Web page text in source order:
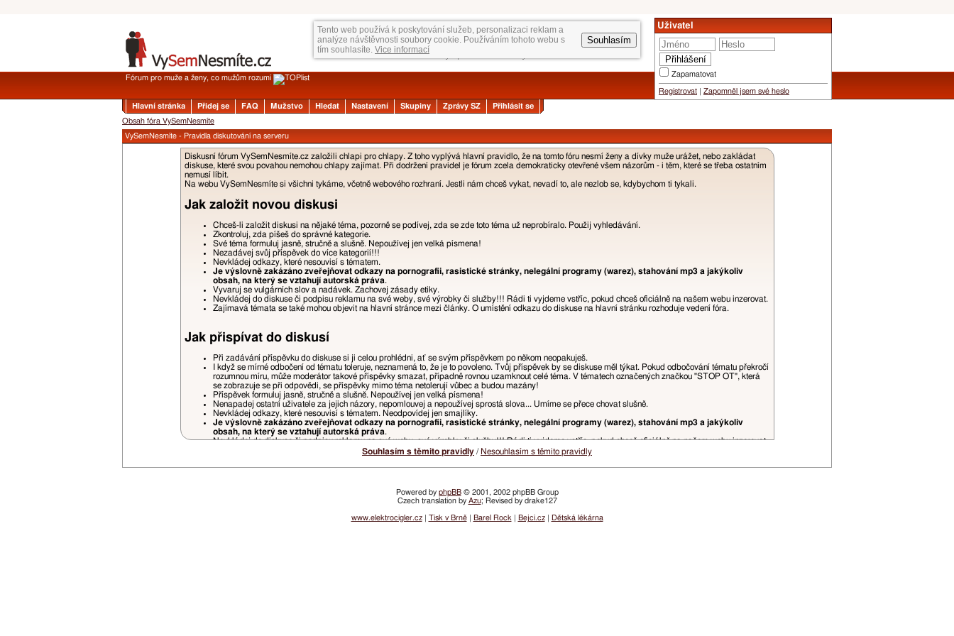
Tento web používá k poskytování služeb, personalizaci reklam a
analýze návštěvnosti soubory cookie. Používáním tohoto webu s
tím souhlasíte. Vice informací
Souhlasím
Uživatel
Zapamatovat
Registrovat Zapomněl jsem své heslo
Fórum pro muže a ženy, co mužům rozumí
Hlavní stránka Přidej se FAQ Mužstvo Hledat Nastavení Skupiny Zprávy SZ
Přihlásit se
Obsah fóra VySemNesmíte
VySemNesmíte - Pravidla diskutování na serveru
Diskusní fórum VySemNesmíte.cz založili chlapi pro chlapy. Z toho vyplývá hlavní pravidlo, že na tomto fóru nesmí ženy a dívky muže urážet, nebo zakládat
diskuse, které svou povahou nemohou chlapy zajímat. Při dodržení pravidel je fórum zcela demokraticky otevřené všem názorům - i těm, které se třeba ostatním
nemusí líbit.
Na webu VySemNesmíte si všichni tykáme, včetně webového rozhraní. Jestli nám chceš vykat, nevadí to, ale nezlob se, kdybychom ti tykali.
Jak založit novou diskusi
Chceš-li založit diskusi na nějaké téma, pozorně se podívej, zda se zde toto téma už neprobíralo. Použij vyhledávání.
Zkontroluj, zda píšeš do správné kategorie.
Své téma formuluj jasně, stručně a slušně. Nepoužívej jen velká písmena!
Nezadávej svůj příspěvek do více kategorií!!!
Nevkládej odkazy, které nesouvisí s tématem.
Je výslovně zakázáno zveřejňovat odkazy na pornografii, rasistické stránky, nelegální programy (warez), stahování mp3 a jakýkoliv
obsah, na který se vztahují autorská práva.
Vyvaruj se vulgárních slov a nadávek. Zachovej zásady etiky.
Nevkládej do diskuse či podpisu reklamu na své weby, své výrobky či služby!!! Rádi ti vyjdeme vstříc, pokud chceš oficiálně na našem webu inzerovat.
Zajímavá témata se také mohou objevit na hlavní stránce mezi články. O umístění odkazu do diskuse na hlavní stránku rozhoduje vedení fóra.
Jak přispívat do diskusí
Při zadávání příspěvku do diskuse si ji celou prohlédni, ať se svým příspěvkem po někom neopakuješ.
I když se mírné odbočení od tématu toleruje, neznamená to, že je to povoleno. Tvůj příspěvek by se diskuse měl týkat. Pokud odbočování tématu překročí
rozumnou míru, může moderátor takové příspěvky smazat, případně rovnou uzamknout celé téma. V tématech označených značkou "STOP OT", která
se zobrazuje se při odpovědi, se příspěvky mimo téma netolerují vůbec a budou mazány!
Příspěvek formuluj jasně, stručně a slušně. Nepoužívej jen velká písmena!
Nenapadej ostatní uživatele za jejich názory, nepomlouvej a nepoužívej sprostá slova... Umíme se přece chovat slušně.
Nevkládej odkazy, které nesouvisí s tématem. Neodpovídej jen smajlíky.
Je výslovně zakázáno zveřejňovat odkazy na pornografii, rasistické stránky, nelegální programy (warez), stahování mp3 a jakýkoliv
obsah, na který se vztahují autorská práva.
Nevkládej do diskuse či podpisu reklamu na své weby, své výrobky či služby!!! Rádi ti vyjdeme vstříc, pokud chceš oficiálně na našem webu inzerovat.
Pokud někoho cituješ (quote), ponech jen tu část původního příspěvku, na kterou reaguješ, odstraň zbytečné citace, obrázky, videa a podobné datově, či
Necituj příspěvky, které jsou přímo nad tvým příspěvkem. Pokud z předchozího příspěvku chceš vypíchnout např. slovní spojení, je to povoleno. Citace
Příspěvky nedodržující pravidela fóra, které ohrožují přehlednost diskusí a řádný chod webu, budou mazány, přesouvány, či editovány moderátory dle jejich
Souhlasím s těmito pravidly / Nesouhlasím s těmito pravidly
Powered by phpBB© 2001, 2002 phpBB Group
Czech translation by Azu; Revised by drake127
www.elektrocigler.cz| Tisk v Brně| Barel Rock Bejci.cz| Dětská lékárna